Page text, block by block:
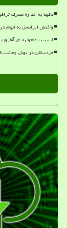
دقیقا به اندازه مصرف
واکنش ایرانسل به ابهام
اینترنت ماهواره ای
خردسالان در تونل وحشت